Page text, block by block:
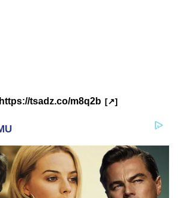
https://tsadz.co/m8q2b